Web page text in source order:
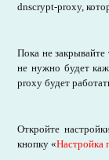
dnscrypt-proxy,
Пока не
не нужно будет
proxy будет
Откройте
кнопку «Настройка